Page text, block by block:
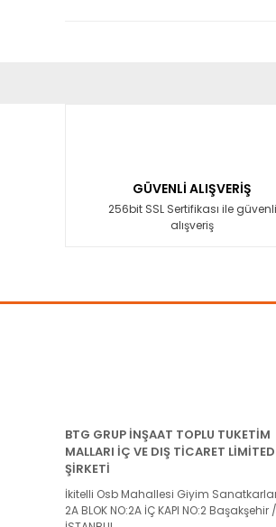
Ürün bilgilerinde hatalar bulunuyor.
Ürün fiyatı diğer sitelerden daha
GÜVENLİ ALIŞVERİŞ
256bit SSL Sertifikası ile güvenli
alışveriş
BTG GRUP İNŞAAT TOPLU TUKETİM
MALLARI İÇ VE DIŞ TİCARET LİMİTED
ŞİRKETİ
İkitelli Osb Mahallesi Giyim
2A BLOK NO:2A İÇ KAPI NO:2 Başakşehir /